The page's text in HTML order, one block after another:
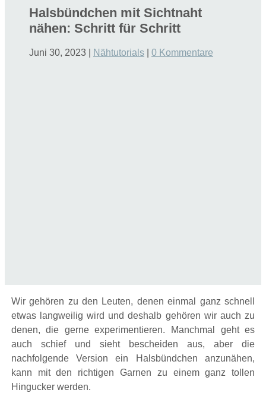
Halsbündchen mit Sichtnaht
nähen: Schritt für Schritt
Juni 30, 2023 Nähtutorials |0 Kommentare
Wir gehören zu den Leuten, denen einmal ganz schnell
etwas langweilig wird und deshalb gehören wir auch zu
denen, die gerne experimentieren. Manchmal geht es
auch schief und sieht bescheiden aus, aber die
nachfolgende Version ein Halsbündchen anzunähen,
kann mit den richtigen Garnen zu einem ganz tollen
Hingucker werden.